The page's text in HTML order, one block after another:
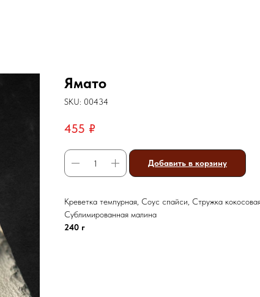
Ямато
SKU: 00434
455 ₽
Добавить в корзину
Креветка темпурная, Соус спайси, Стружка
Сублимированная малина
240 г